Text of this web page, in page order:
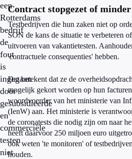
een
Rotterdams
bedrijf
de
fout
is
ingegaan
door
gesubsidieerde
en
commerciële
testen
niet
Contract stopgezet of
Testbedrijven die hun zaken niet op
SON de kans de situatie te verbeteren
uitvoeren van vakantietesten.
'contractuele consequenties' hebben.
Dat betekent dat ze de
mogelijk gekort worden op hun
woordvoerder van het ministerie van
(IenW) aan. Het ministerie is
de coronatests die nodig zijn om naar
heeft daarvoor 250 miljoen euro
ook weten 'te monitoren' of
houden.